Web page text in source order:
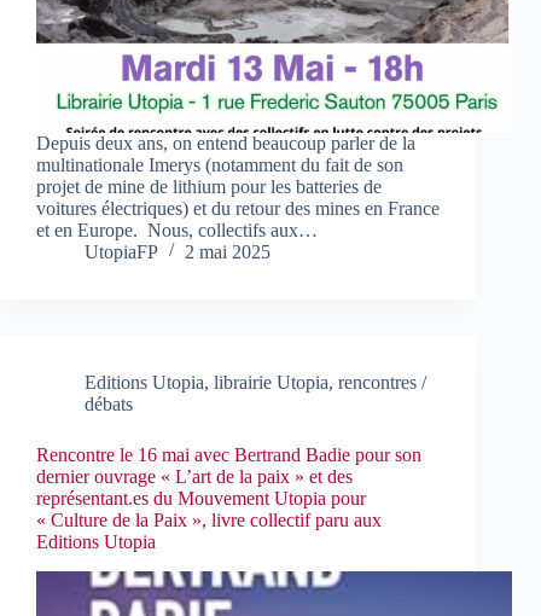
Depuis deux ans, on entend beaucoup parler de la
multinationale Imerys (notamment du fait de son
projet de mine de lithium pour les batteries de
voitures électriques) et du retour des mines en France
et en Europe. Nous, collectifs aux…
UtopiaFP
2 mai 2025
Editions Utopia, librairie Utopia, rencontres /
débats
Rencontre le 16 mai avec Bertrand Badie pour son
dernier ouvrage « L’art de la paix » et des
représentant.es du Mouvement Utopia pour
« Culture de la Paix », livre collectif paru aux
Editions Utopia